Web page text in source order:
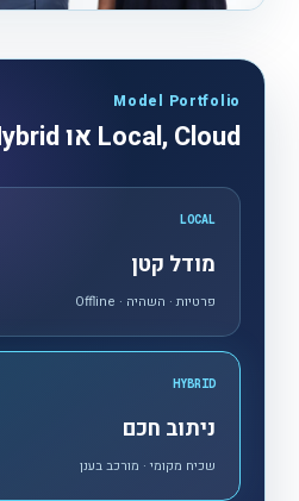
Model Portfolio
Local, Cloud או Hybrid לפי המשימה
LOCAL
מודל קטן
פרטיות · השהיה · Offline
HYBRID
ניתוב חכם
שכיח מקומי · מורכב בענן